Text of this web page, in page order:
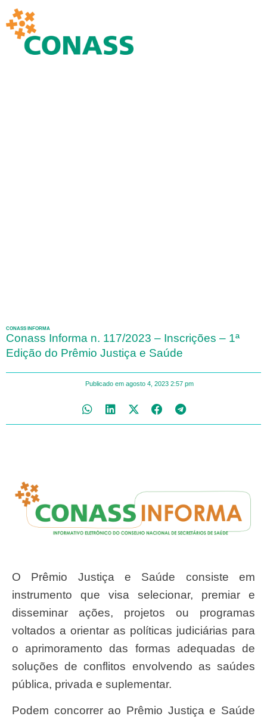
CONASS INFORMA
Conass Informa n. 117/2023 – Inscrições – 1ª
Edição do Prêmio Justiça e Saúde
Publicado em agosto 4, 2023 2:57 pm
O Prêmio Justiça e Saúde consiste em
instrumento que visa selecionar, premiar e
disseminar ações, projetos ou programas
voltados a orientar as políticas judiciárias para
o aprimoramento das formas adequadas de
soluções de conflitos envolvendo as saúdes
pública, privada e suplementar.
Podem concorrer ao Prêmio Justiça e Saúde